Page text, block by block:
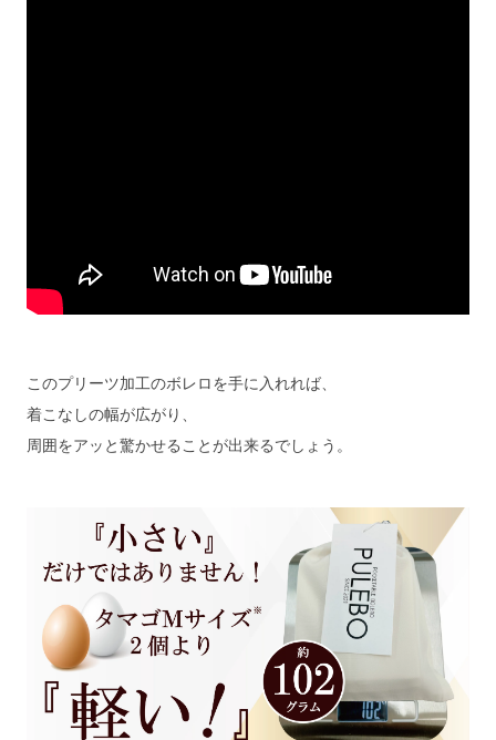
このプリーツ加工のボレロを手に入れれば、
着こなしの幅が広がり、
周囲をアッと驚かせることが出来るでしょう。